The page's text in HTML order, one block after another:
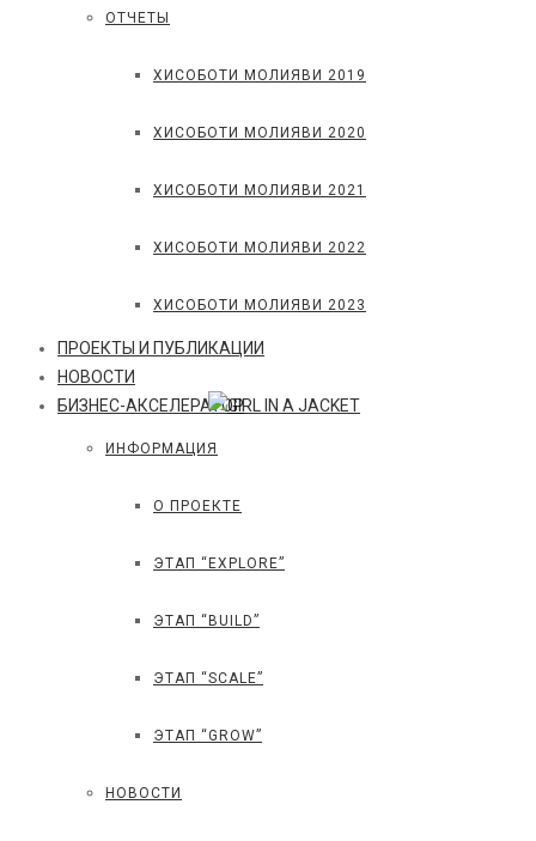
ОТЧЕТЫ
ХИСОБОТИ МОЛИЯВИ 2019
ХИСОБОТИ МОЛИЯВИ 2020
ХИСОБОТИ МОЛИЯВИ 2021
ХИСОБОТИ МОЛИЯВИ 2022
ХИСОБОТИ МОЛИЯВИ 2023
ПРОЕКТЫ И ПУБЛИКАЦИИ
НОВОСТИ
БИЗНЕС-АКСЕЛЕРАТОР
ИНФОРМАЦИЯ
О ПРОЕКТЕ
ЭТАП “EXPLORE”
ЭТАП “BUILD”
ЭТАП “SCALE”
ЭТАП “GROW”
НОВОСТИ